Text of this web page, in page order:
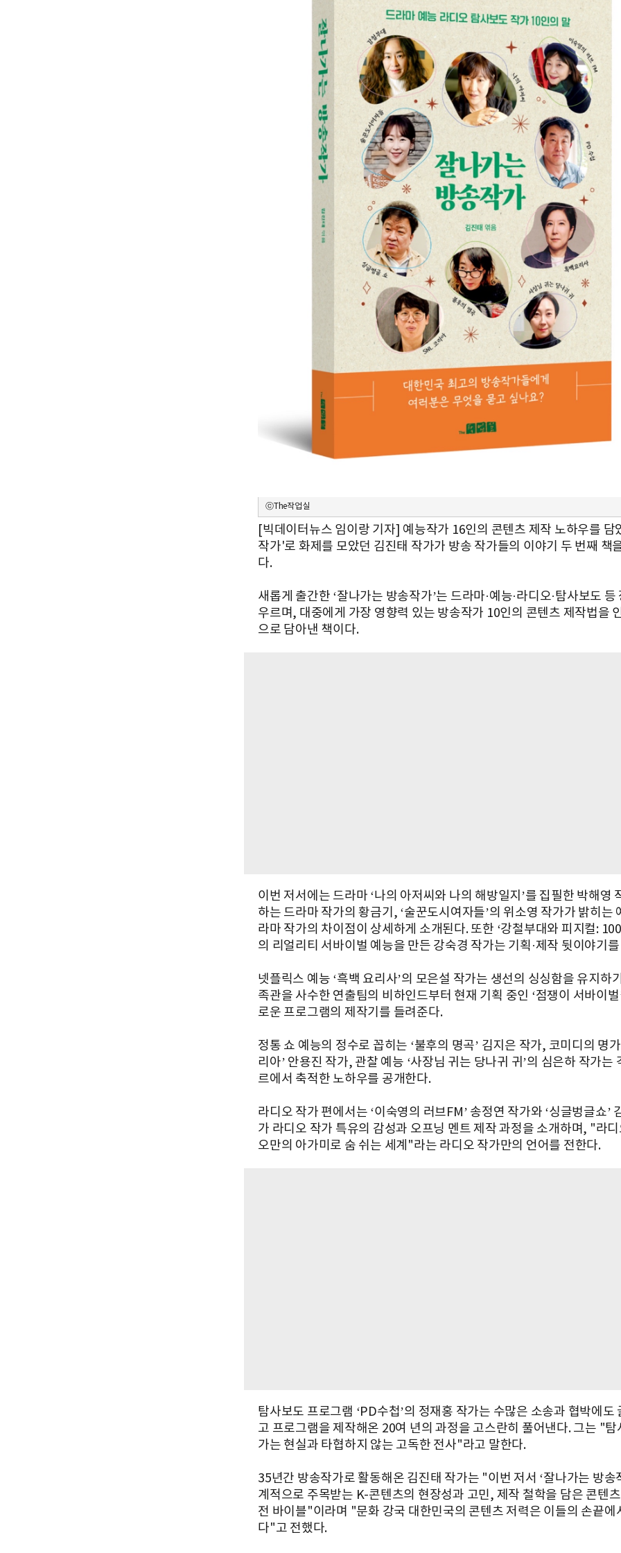
ⓒThe작업실
[빅데이터뉴스 임이랑 기자] 예능작가 16인의 콘텐츠 제작 노하우를 담
작가'로 화제를 모았던 김진태 작가가 방송 작가들의 이야기 두 번째 책
다.
새롭게 출간한 ‘잘나가는 방송작가’는 드라마·예능·라디오·탐사보도 등
우르며, 대중에게 가장 영향력 있는 방송작가 10인의 콘텐츠 제작법을
으로 담아낸 책이다.
이번 저서에는 드라마 ‘나의 아저씨와 나의 해방일지’를 집필한 박해영
하는 드라마 작가의 황금기, ‘술꾼도시여자들’의 위소영 작가가 밝히는
라마 작가의 차이점이 상세하게 소개된다. 또한 ‘강철부대와 피지컬:
의 리얼리티 서바이벌 예능을 만든 강숙경 작가는 기획·제작 뒷이야기
넷플릭스 예능 ‘흑백 요리사’의 모은설 작가는 생선의 싱싱함을 유지하
족관을 사수한 연출팀의 비하인드부터 현재 기획 중인 ‘점쟁이 서바이벌
로운 프로그램의 제작기를 들려준다.
정통 쇼 예능의 정수로 꼽히는 ‘불후의 명곡’ 김지은 작가, 코미디의 명
리아’ 안용진 작가, 관찰 예능 ‘사장님 귀는 당나귀 귀’의 심은하 작가는
르에서 축적한 노하우를 공개한다.
라디오 작가 편에서는 ‘이숙영의 러브FM’ 송정연 작가와 ‘싱글벙글쇼’
가 라디오 작가 특유의 감성과 오프닝 멘트 제작 과정을 소개하며, "라디
오만의 아가미로 숨 쉬는 세계"라는 라디오 작가만의 언어를 전한다.
탐사보도 프로그램 ‘PD수첩’의 정재홍 작가는 수많은 소송과 협박에도
고 프로그램을 제작해온 20여 년의 과정을 고스란히 풀어낸다. 그는 "탐
가는 현실과 타협하지 않는 고독한 전사"라고 말한다.
35년간 방송작가로 활동해온 김진태 작가는 "이번 저서 ‘잘나가는 방송
계적으로 주목받는 K-콘텐츠의 현장성과 고민, 제작 철학을 담은 콘텐
전 바이블"이라며 "문화 강국 대한민국의 콘텐츠 저력은 이들의 손끝에
다"고 전했다.